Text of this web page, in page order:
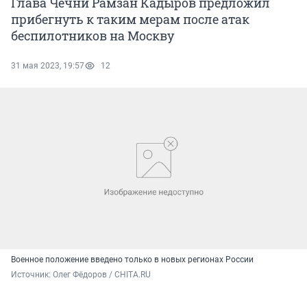
прибегнуть к таким мерам после атак
беспилотников на Москву
31 мая 2023, 19:57 12
Военное положение введено только в новых регионах России
Источник: Олег Фёдоров / CHITA.RU